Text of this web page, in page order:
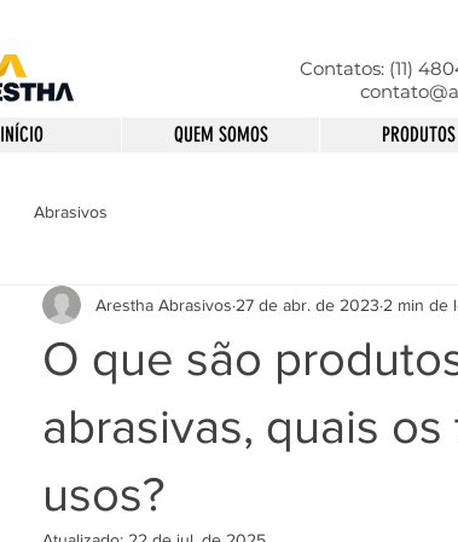
Contatos: (11)
INÍCIO QUEM SOMOS PRODUTOS
Abrasivos
O que são
abrasivas, quais
usos?
Arestha Abrasivos 27 de abr. de 2023 2 min de